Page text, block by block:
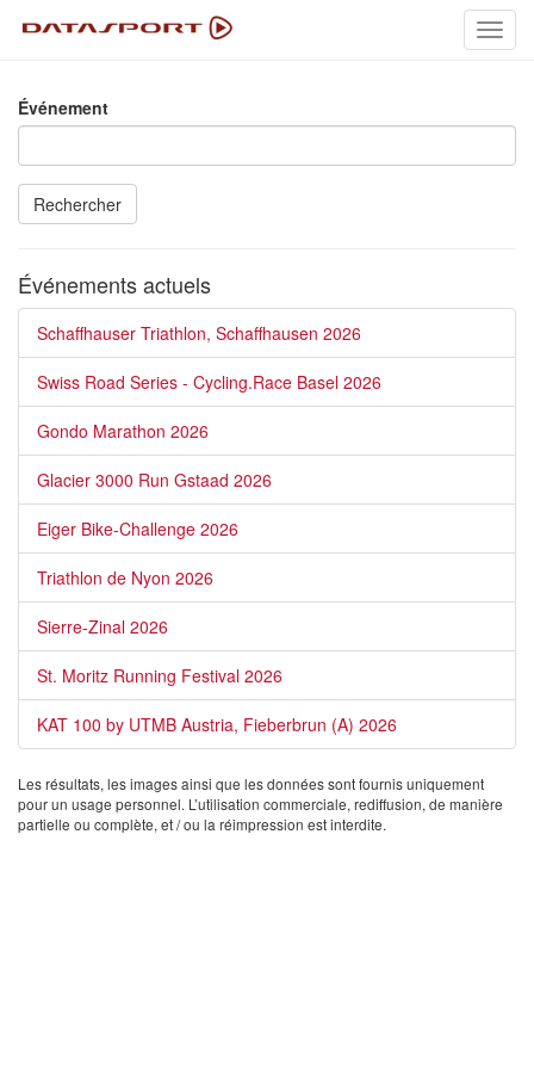
Événement
Rechercher
Événements actuels
Schaffhauser Triathlon, Schaffhausen 2026
Swiss Road Series - Cycling.Race Basel 2026
Gondo Marathon 2026
Glacier 3000 Run Gstaad 2026
Eiger Bike-Challenge 2026
Triathlon de Nyon 2026
Sierre-Zinal 2026
St. Moritz Running Festival 2026
KAT 100 by UTMB Austria, Fieberbrun (A) 2026
Les résultats, les images ainsi que les données sont fournis uniquement
pour un usage personnel. L’utilisation commerciale, rediffusion, de manière
partielle ou complète, et / ou la réimpression est interdite.